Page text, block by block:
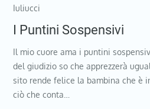
Iuliucci
I Puntini Sospensivi
Il mio cuore ama i puntini
del giudizio so che apprezzerà
sito rende felice la bambina che è
ciò che conta…